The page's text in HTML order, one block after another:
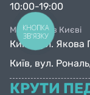
10:00-19:00
Магазини в Києві
Київ, вул. Якова
Київ, вул.
КРУТИ
КНОПКА
ЗВ'ЯЗКУ